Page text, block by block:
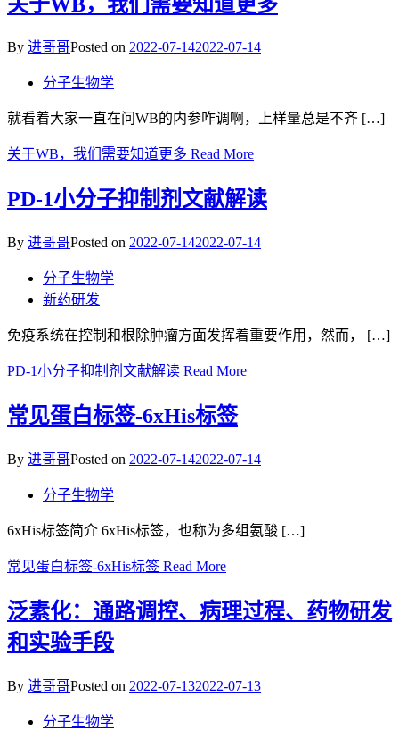
By 进哥哥Posted on 2022-07-142022-07-14
分子生物学
就看着大家一直在问WB的内参咋调啊，上样量总是不齐 […]
关于WB，我们需要知道更多 Read More
PD-1小分子抑制剂文献解读
By 进哥哥Posted on 2022-07-142022-07-14
分子生物学
新药研发
免疫系统在控制和根除肿瘤方面发挥着重要作用，然而， […]
PD-1小分子抑制剂文献解读 Read More
常见蛋白标签-6xHis标签
By 进哥哥Posted on 2022-07-142022-07-14
分子生物学
6xHis标签简介 6xHis标签，也称为多组氨酸 […]
常见蛋白标签-6xHis标签 Read More
泛素化：通路调控、病理过程、药物研发
和实验手段
By 进哥哥Posted on 2022-07-132022-07-13
分子生物学